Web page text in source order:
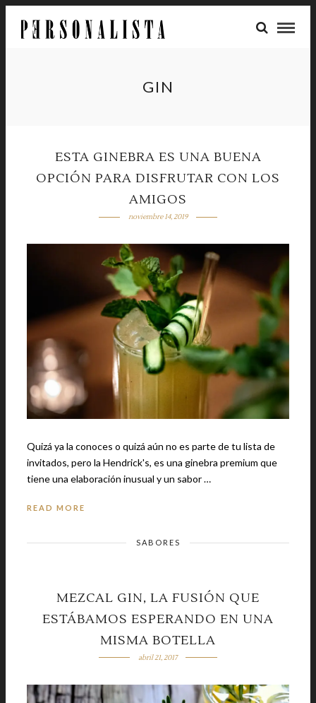
GIN
ESTA GINEBRA ES UNA BUENA
OPCIÓN PARA DISFRUTAR CON LOS
AMIGOS
noviembre 14, 2019
Quizá ya la conoces o quizá aún no es parte de tu lista de
invitados, pero la Hendrick's, es una ginebra premium que
tiene una elaboración inusual y un sabor …
READ MORE
SABORES
MEZCAL GIN, LA FUSIÓN QUE
ESTÁBAMOS ESPERANDO EN UNA
MISMA BOTELLA
abril 21, 2017